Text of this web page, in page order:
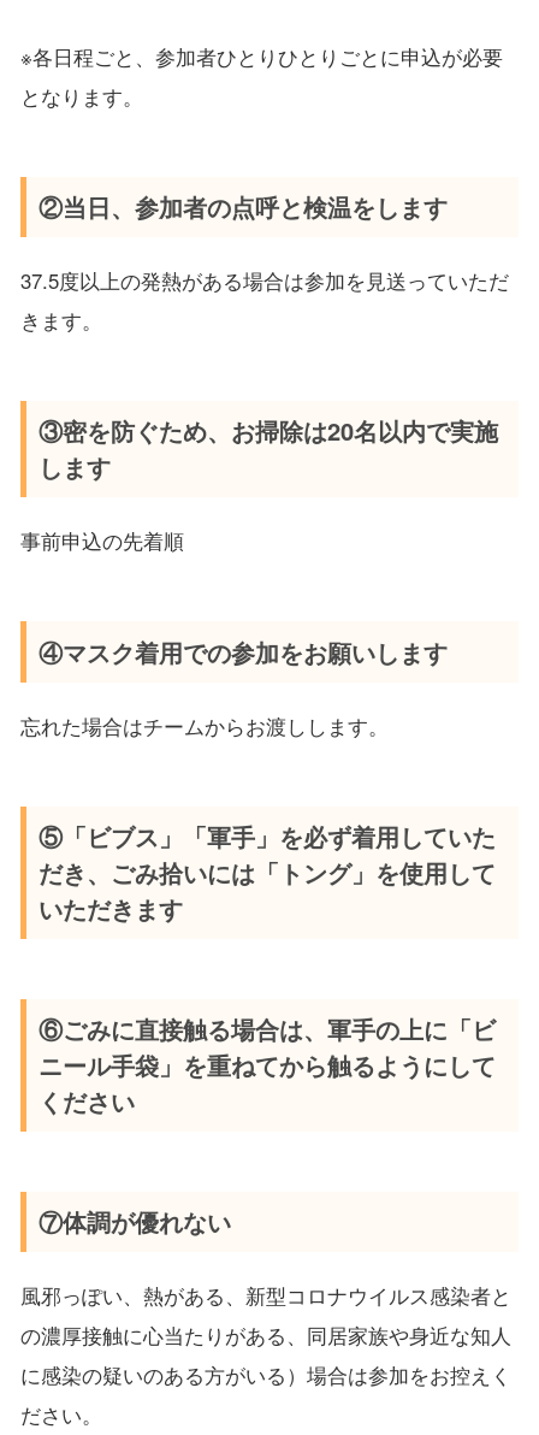
※各日程ごと、参加者ひとりひとりごとに申込が必要
となります。
②当日、参加者の点呼と検温をします
37.5度以上の発熱がある場合は参加を見送っていただ
きます。
③密を防ぐため、お掃除は20名以内で実施
します
事前申込の先着順
④マスク着用での参加をお願いします
忘れた場合はチームからお渡しします。
⑤「ビブス」「軍手」を必ず着用していた
だき、ごみ拾いには「トング」を使用して
いただきます
⑥ごみに直接触る場合は、軍手の上に「ビ
ニール手袋」を重ねてから触るようにして
ください
⑦体調が優れない
風邪っぽい、熱がある、新型コロナウイルス感染者と
の濃厚接触に心当たりがある、同居家族や身近な知人
に感染の疑いのある方がいる）場合は参加をお控えく
ださい。